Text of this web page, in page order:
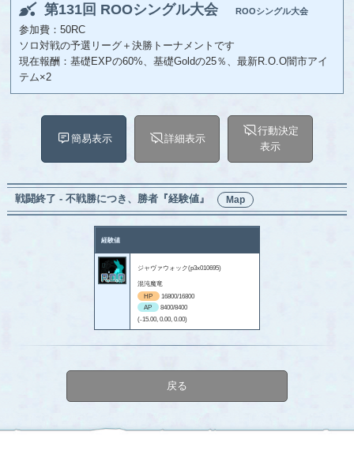
第131回 ROOシングル大会 ROOシングル大会
参加費：50RC
ソロ対戦の予選リーグ＋決勝トーナメントです
現在報酬：基礎EXPの60%、基礎Goldの25％、最新R.O.O闇市アイ
テム×2
簡易表示 詳細表示
行動決定
表示
戦闘終了 - 不戦勝につき、勝者『経験値』 Map
経験値
ジャヴァウォック(p3x010695)
混沌魔竜
HP
16800/16800
AP
8400/8400
(-15.00, 0.00, 0.00)
戻る